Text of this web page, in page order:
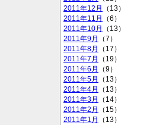
2011年12月
（13）
2011年11月
（6）
2011年10月
（13）
2011年9月
（7）
2011年8月
（17）
2011年7月
（19）
2011年6月
（9）
2011年5月
（13）
2011年4月
（13）
2011年3月
（14）
2011年2月
（15）
2011年1月
（13）